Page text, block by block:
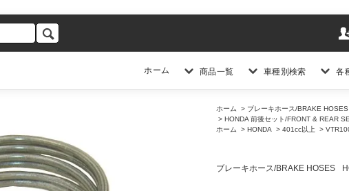
ホーム 商品一覧 車種別検索 各
ホーム > ブレーキホース/BRAKE HOSES
> HONDA 前後セット/FRONT & REAR
ホーム
> HONDA > 401cc以上 >
ブレーキホース/BRAKE HOSES